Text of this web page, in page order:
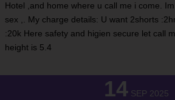
Hotel ,and home where u call me i come.
sex ,. My charge details: U want 2shorts
:20k Here safety and higien secure let call
height is 5.4
14 SEP 2025